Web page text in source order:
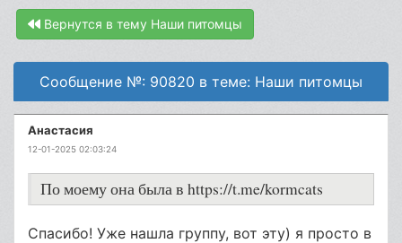
Вернутся в тему Наши питомцы
Сообщение №: 90820 в теме: Наши питомцы
Анастасия
12-01-2025 02:03:24
По моему она была в https://t.me/kormcats
Спасибо! Уже нашла группу, вот эту) я просто в